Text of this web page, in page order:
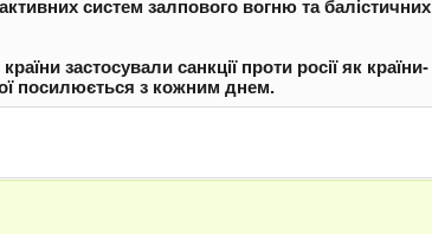
систем залпового вогню та балістичних
застосували санкції проти росії як країни-
посилюється з кожним днем.